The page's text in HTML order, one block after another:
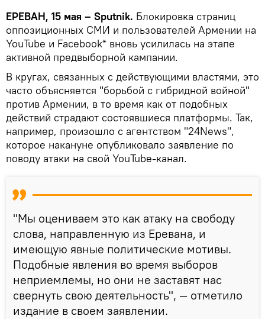
ЕРЕВАН, 15 мая – Sputnik. Блокировка страниц
оппозиционных СМИ и пользователей Армении на
YouTube и Facebook* вновь усилилась на этапе
активной предвыборной кампании.
В кругах, связанных с действующими властями, это
часто объясняется "борьбой с гибридной войной"
против Армении, в то время как от подобных
действий страдают состоявшиеся платформы. Так,
например, произошло с агентством "24News",
которое накануне опубликовало заявление по
поводу атаки на свой YouTube-канал.
"Мы оцениваем это как атаку на свободу
слова, направленную из Еревана, и
имеющую явные политические мотивы.
Подобные явления во время выборов
неприемлемы, но они не заставят нас
свернуть свою деятельность", — отметило
издание в своем заявлении.